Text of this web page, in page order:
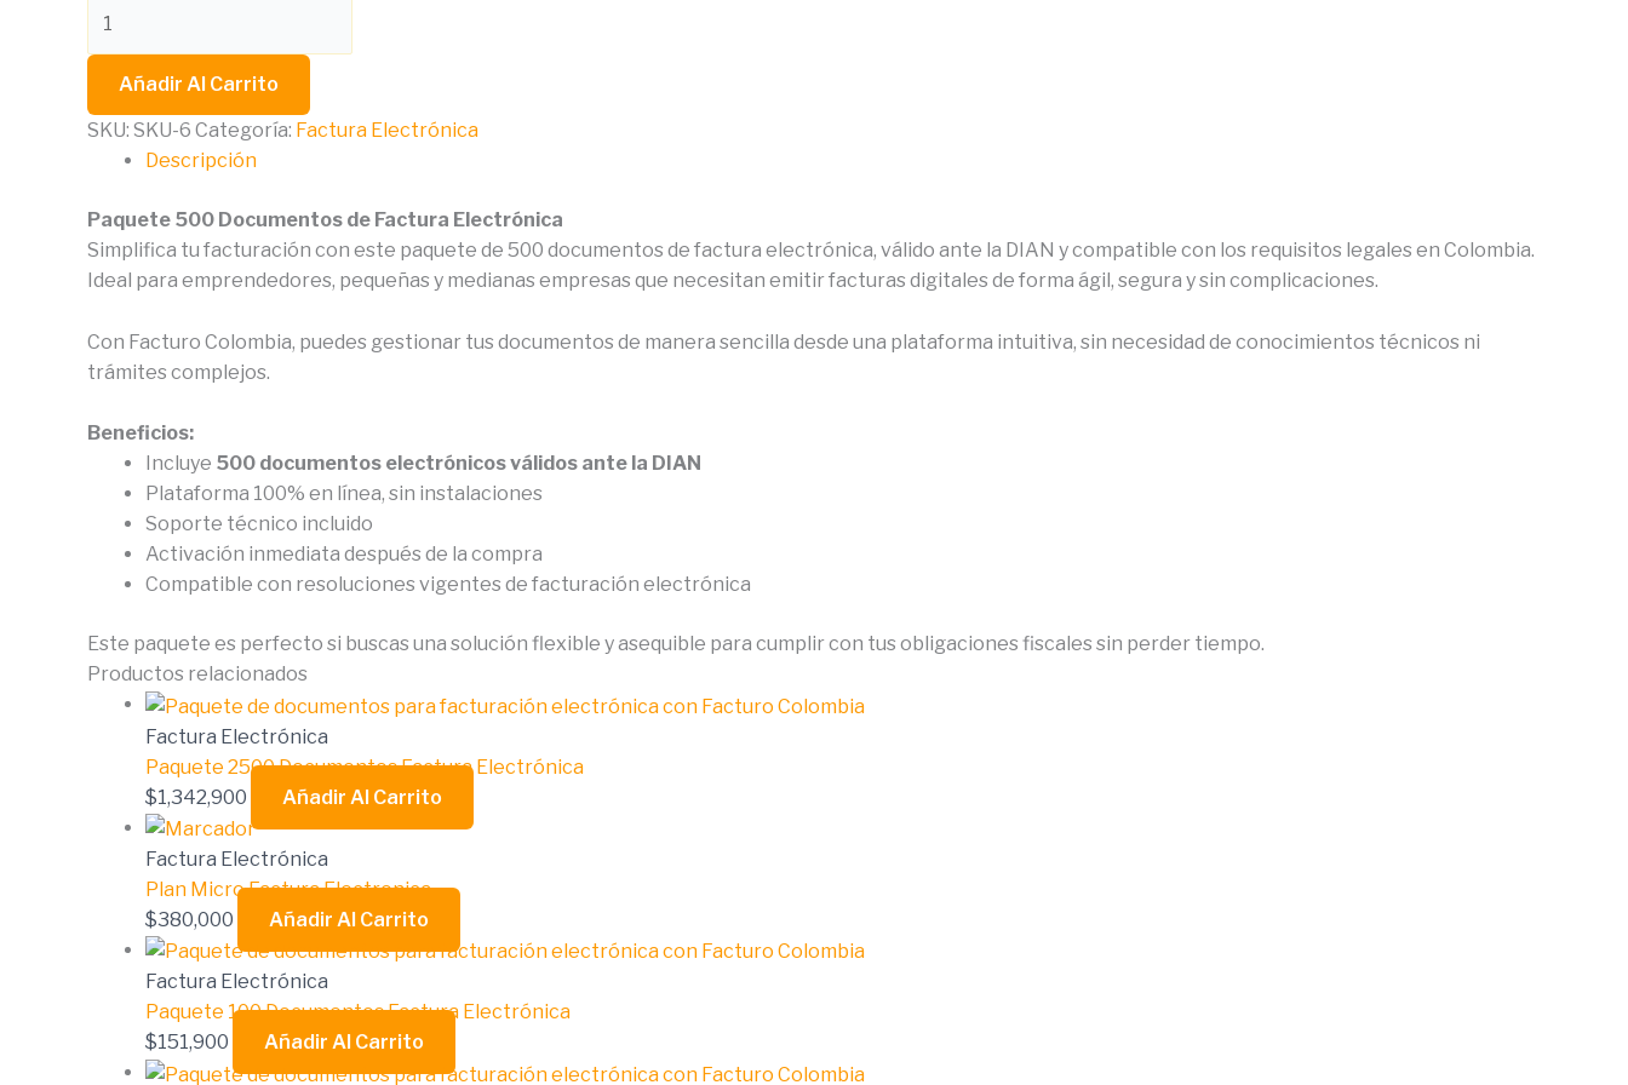
Añadir Al Carrito
SKU: SKU-6 Categoría: Factura Electrónica
Descripción
Paquete 500 Documentos de Factura Electrónica
Simplifica tu facturación con este paquete de 500 documentos de factura electrónica, válido ante la DIAN y compatible con los requisitos legales en Colombia.
Ideal para emprendedores, pequeñas y medianas empresas que necesitan emitir facturas digitales de forma ágil, segura y sin complicaciones.
Con Facturo Colombia, puedes gestionar tus documentos de manera sencilla desde una plataforma intuitiva, sin necesidad de conocimientos técnicos ni
trámites complejos.
Beneficios:
Incluye 500 documentos electrónicos válidos ante la DIAN
Plataforma 100% en línea, sin instalaciones
Soporte técnico incluido
Activación inmediata después de la compra
Compatible con resoluciones vigentes de facturación electrónica
Este paquete es perfecto si buscas una solución flexible y asequible para cumplir con tus obligaciones fiscales sin perder tiempo.
Productos relacionados
Factura Electrónica
Paquete 2500 Documentos Factura Electrónica
$1,342,900 Añadir Al Carrito
Factura Electrónica
Plan Micro Factura Electronica
$380,000 Añadir Al Carrito
Factura Electrónica
Paquete 100 Documentos Factura Electrónica
$151,900 Añadir Al Carrito